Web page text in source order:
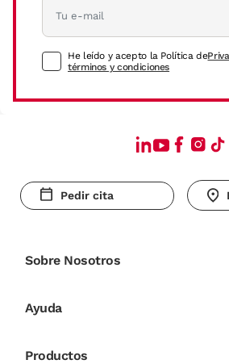
He leído y acepto la Política de
términos y condiciones
Pedir cita
Sobre Nosotros
Ayuda
Productos